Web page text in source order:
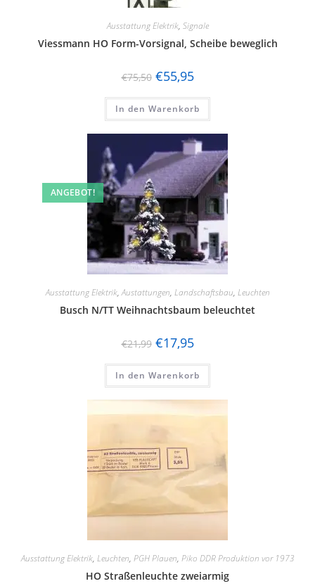
Ausstattung Elektrik, Signale
Viessmann HO Form-Vorsignal, Scheibe beweglich
€75,50 €55,95
In den Warenkorb
ANGEBOT!
Ausstattung Elektrik,Austattungen, Landschaftsbau, Leuchten
Busch N/TT Weihnachtsbaum beleuchtet
€21,99 €17,95
In den Warenkorb
Ausstattung Elektrik, Leuchten, PGH Plauen, Piko DDR Produktion vor 1973
HO Straßenleuchte zweiarmig